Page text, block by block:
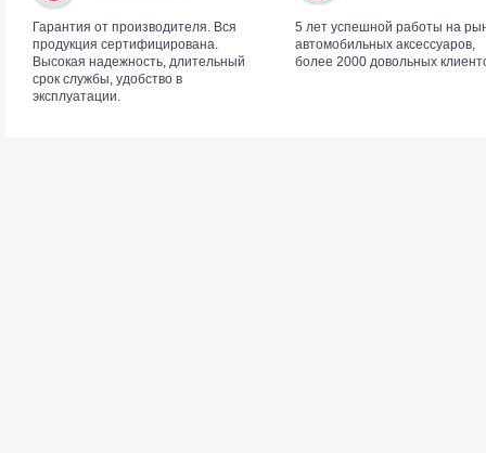
Гарантия от производителя. Вся
продукция сертифицирована.
Высокая надежность, длительный
срок службы, удобство в
эксплуатации.
5 лет успешной работы на
автомобильных аксессуаров,
более 2000 довольных